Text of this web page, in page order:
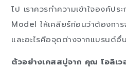
ไป เราควรทำความเข้าใจองค์ป
Model ให้เคลียร์ก่อนว่าต้องการ
และอะไรคือจุดต่างจากแบรนด์อื่
ตัวอย่างเคสสบู่จาก คุณ โอลิเ